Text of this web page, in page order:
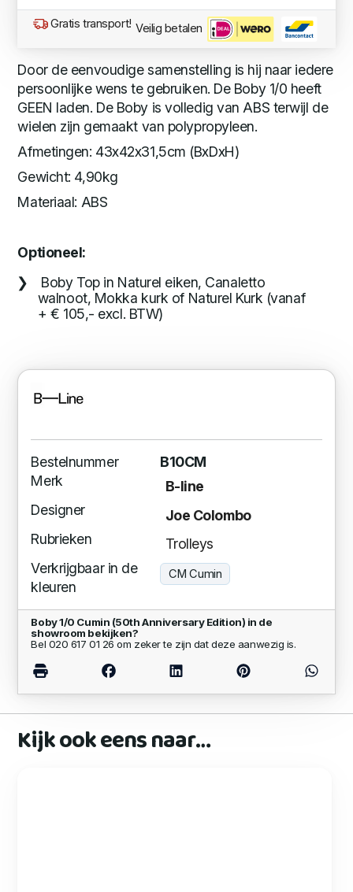
Gratis transport! Veilig betalen
Door de eenvoudige samenstelling is hij naar iedere
persoonlijke wens te gebruiken. De Boby 1/0 heeft
GEEN laden. De Boby is volledig van ABS terwijl de
wielen zijn gemaakt van polypropyleen.
Afmetingen: 43x42x31,5cm (BxDxH)
Gewicht: 4,90kg
Materiaal: ABS
Optioneel:
Boby Top in Naturel eiken, Canaletto
walnoot, Mokka kurk of Naturel Kurk (vanaf
+ € 105,- excl. BTW)
Bestelnummer
B10CM
Merk
B-line
Designer
Joe Colombo
Rubrieken
Trolleys
Verkrijgbaar in de
kleuren
CM Cumin
Boby 1/0 Cumin (50th Anniversary Edition) in de
showroom bekijken?
Bel 020 617 01 26 om zeker te zijn dat deze aanwezig is.
Kijk ook eens naar…